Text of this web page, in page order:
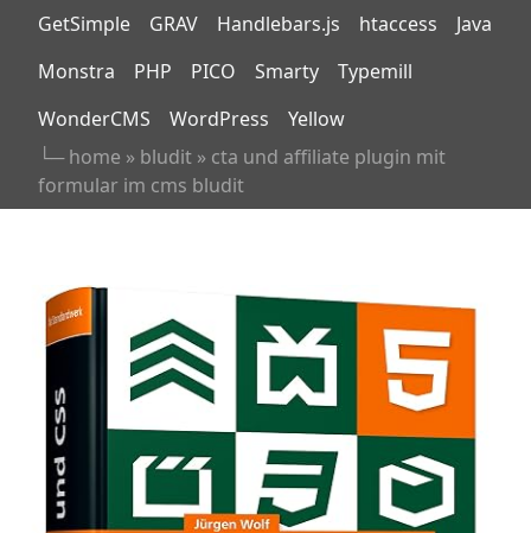
GetSimple
GRAV Handlebars.js htaccess
Java
Monstra
PHP PICO Smarty
Typemill
WonderCMS
WordPress
Yellow
└─home » bludit » cta und affiliate plugin mit
formular im cms bludit